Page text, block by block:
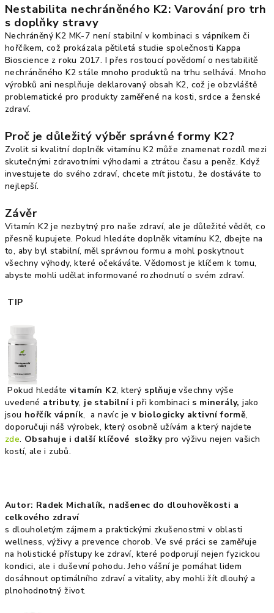
Nestabilita nechráněného K2: Varování pro trh
s doplňky stravy
Nechráněný K2 MK-7 není stabilní v kombinaci s vápníkem či
hořčíkem, což prokázala pětiletá studie společnosti Kappa
Bioscience z roku 2017. I přes rostoucí povědomí o nestabilitě
nechráněného K2 stále mnoho produktů na trhu selhává. Mnoho
výrobků ani nesplňuje deklarovaný obsah K2, což je obzvláště
problematické pro produkty zaměřené na kosti, srdce a ženské
zdraví.
Proč je důležitý výběr správné formy K2?
Zvolit si kvalitní doplněk vitamínu K2 může znamenat rozdíl mezi
skutečnými zdravotními výhodami a ztrátou času a peněz. Když
investujete do svého zdraví, chcete mít jistotu, že dostáváte to
nejlepší.
Závěr
Vitamín K2 je nezbytný pro naše zdraví, ale je důležité vědět, co
přesně kupujete. Pokud hledáte doplněk vitamínu K2, dbejte na
to, aby byl stabilní, měl správnou formu a mohl poskytnout
všechny výhody, které očekáváte. Vědomost je klíčem k tomu,
abyste mohli udělat informované rozhodnutí o svém zdraví.
TIP
Pokud hledáte vitamín K2, který splňuje všechny výše
uvedené atributy, je stabilníi při kombinaci s minerály, jako
jsou hořčík vápník, a navíc je vbiologicky aktivní formě,
doporučuji náš výrobek, který osobně užívám a který najdete
zde. Obsahuje i další klíčové složkypro výživu nejen vašich
kostí, ale i zubů.
Autor: Radek Michalík, nadšenec do dlouhověkosti a
celkového zdraví
s dlouholetým zájmem a praktickými zkušenostmi v oblasti
wellness, výživy a prevence chorob. Ve své práci se zaměřuje
na holistické přístupy ke zdraví, které podporují nejen fyzickou
kondici, ale i duševní pohodu. Jeho vášní je pomáhat lidem
dosáhnout optimálního zdraví a vitality, aby mohli žít dlouhý a
plnohodnotný život.